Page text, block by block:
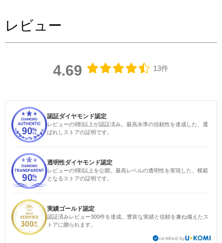
レビュー
4.69 13件
認証ダイヤモンド認定
レビューの9割以上が認証済み。最高水準の信頼性を達成した、選
ばれしストアの証明です。
透明性ダイヤモンド認定
レビューの9割以上を公開。最高レベルの透明性を実現した、模範
となるストアの証明です。
実績ゴールド認定
認証済みレビュー300件を達成。豊富な実績と信頼を兼ね備えたス
トアに贈られます。
certified by